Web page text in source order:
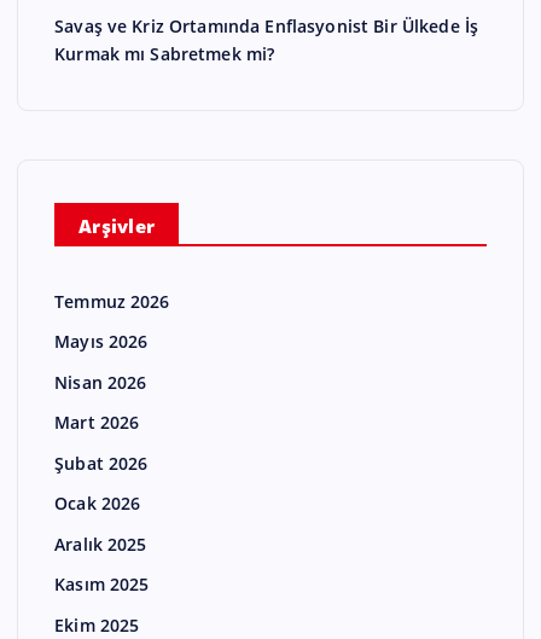
Savaş ve Kriz Ortamında Enflasyonist Bir Ülkede İş
Kurmak mı Sabretmek mi?
Arşivler
Temmuz 2026
Mayıs 2026
Nisan 2026
Mart 2026
Şubat 2026
Ocak 2026
Aralık 2025
Kasım 2025
Ekim 2025